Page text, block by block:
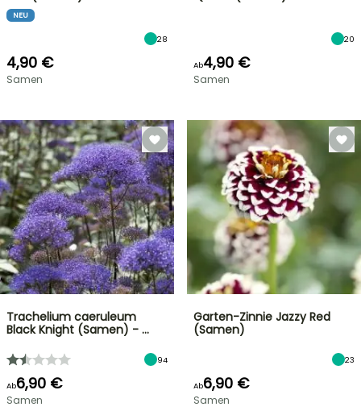
NEU
28
4,90 €
Samen
20
Ab4,90 €
Samen
Trachelium caeruleum
Black Knight (Samen) - …
94
Ab6,90 €
Samen
Garten-Zinnie Jazzy Red
(Samen)
23
Ab6,90 €
Samen